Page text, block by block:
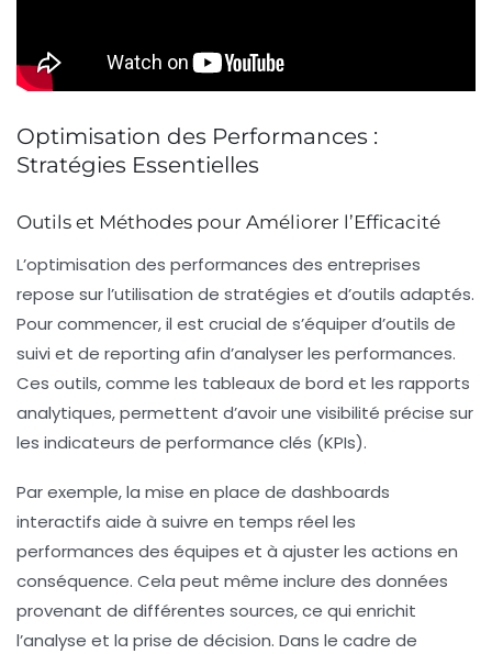
Optimisation des Performances :
Stratégies Essentielles
Outils et Méthodes pour Améliorer l’Efficacité
L’optimisation des performances des entreprises
repose sur l’utilisation de stratégies et d’outils adaptés.
Pour commencer, il est crucial de s’équiper d’outils de
suivi et de reporting afin d’analyser les performances.
Ces outils, comme les tableaux de bord et les rapports
analytiques, permettent d’avoir une visibilité précise sur
les indicateurs de performance clés (KPIs).
Par exemple, la mise en place de dashboards
interactifs aide à suivre en temps réel les
performances des équipes et à ajuster les actions en
conséquence. Cela peut même inclure des données
provenant de différentes sources, ce qui enrichit
l’analyse et la prise de décision. Dans le cadre de